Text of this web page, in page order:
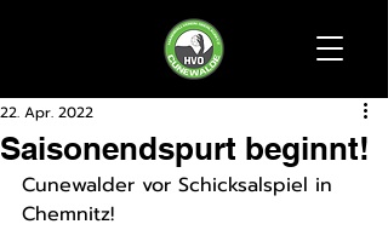
Saisonendspurt beginnt!
22. Apr. 2022
Cunewalder vor Schicksalspiel in
Chemnitz!